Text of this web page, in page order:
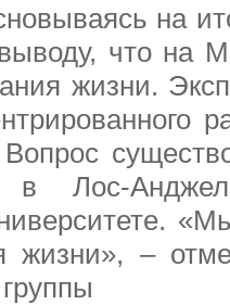
на
что на
жизни.
Вопрос
в Лос-
жизни», –